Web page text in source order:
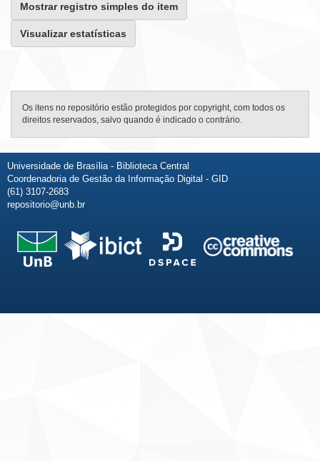
Mostrar registro simples do item
Visualizar estatísticas
Os itens no repositório estão protegidos por copyright, com todos os
direitos reservados, salvo quando é indicado o contrário.
Universidade de Brasília - Biblioteca Central
Coordenadoria de Gestão da Informação Digital - GID
(61) 3107-2683
repositorio@unb.br